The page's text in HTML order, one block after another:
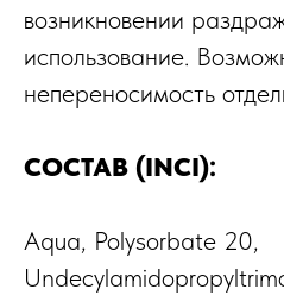
возникновении
использование.
непереносимость
СОСТАВ (INCI):
Aqua, Polysorbate 20,